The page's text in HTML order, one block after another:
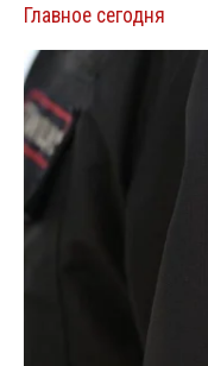
Главное сегодня